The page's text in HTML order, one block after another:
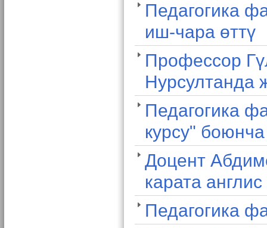
Педагогика
иш-чара өттү
Профессор
Нурсултанда
Педагогика
курсу"
Доцент
карата
Педагогика